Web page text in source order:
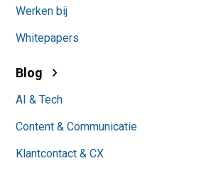
Werken bij
Whitepapers
Blog
AI & Tech
Content & Communicatie
Klantcontact & CX